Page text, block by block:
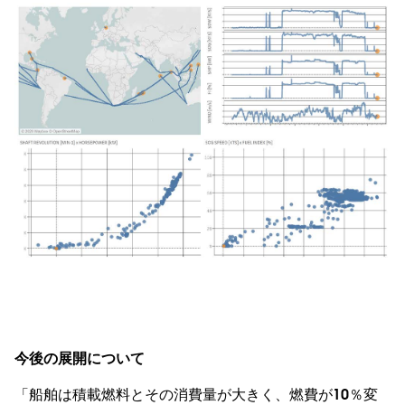
今後の展開について
「船舶は積載燃料とその消費量が大きく、燃費が10％変